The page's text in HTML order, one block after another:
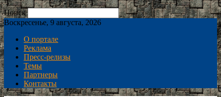
Поиск
Воскресенье, 9 августа, 2026
О портале
Реклама
Пресс-релизы
Темы
Партнеры
Контакты